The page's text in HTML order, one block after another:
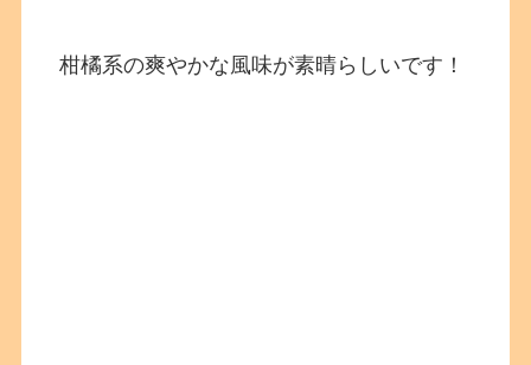
柑橘系の爽やかな風味が素晴らしいです！